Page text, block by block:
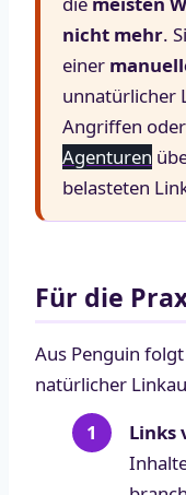
nicht mehr.
einer
unnatürlicher
Angriffen
Agenturen
belasteten
Für die
Aus Penguin
natürlicher
Links